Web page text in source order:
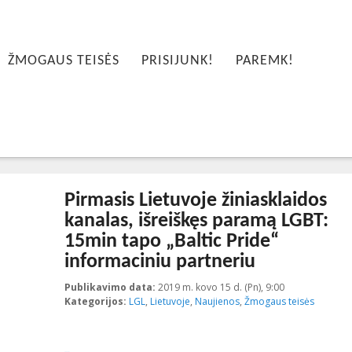
ŽMOGAUS TEISĖS PRISIJUNK! PAREMK!
Pirmasis Lietuvoje žiniasklaidos
kanalas, išreiškęs paramą LGBT:
15min tapo „Baltic Pride“
informaciniu partneriu
Publikavimo data: 2019 m. kovo 15 d. (Pn), 9:00
Kategorijos: LGL, Lietuvoje, Naujienos, Žmogaus teisės